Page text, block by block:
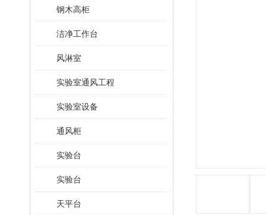
钢木高柜
洁净工作台
风淋室
实验室通风工程
实验室设备
通风柜
实验台
实验台
天平台